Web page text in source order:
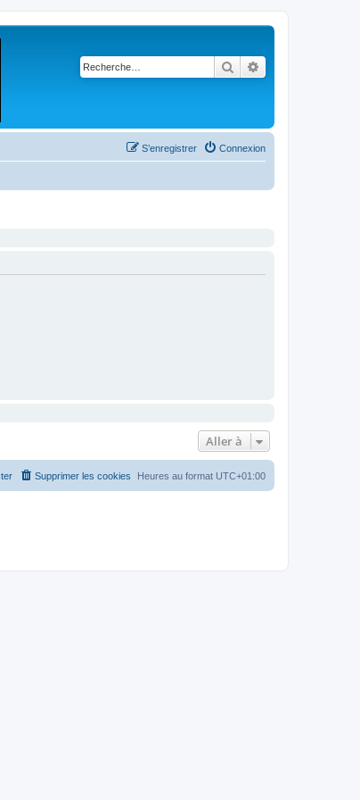
Rechercher
Connexion
S’enregistrer
Aller à
Heures au format UTC+01:00
Supprimer les cookies